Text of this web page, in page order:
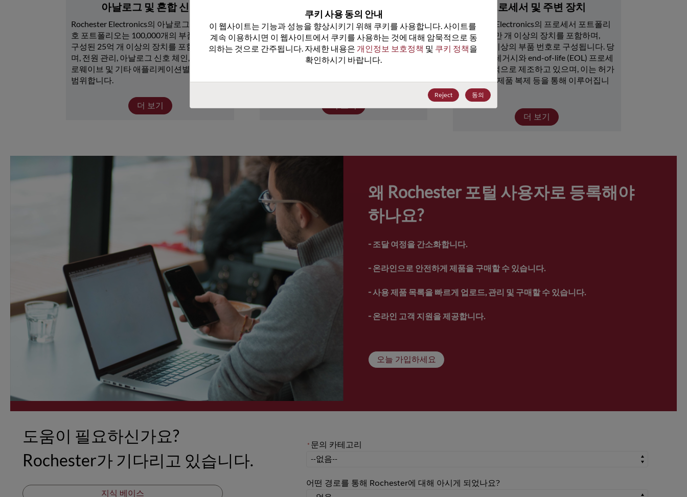
아날로그 및 혼합 신호
Rochester Electronics의 아날로그 및 혼합 신
호 포트폴리오는 100,000개의 부품 번호로
구성된 25억 개 이상의 장치를 포함하고 있으
며, 전원 관리, 아날로그 신호 체인, RF/마이크
로웨이브 및 기타 애플리케이션별 장치가 광
범위합니다.
더 보기
Rochester의 이산 장치 포트폴리오는 원 부품
40,000개 이상의 부품 번호로 구성된 50억대
이상의 장치를 포함하고 있습니다. Rochester
의 제품 포트폴리오에는 넓은 범위의 전원, 성
및 터미네이션 장치가 포함되어.
더 보기
프로세서 및 주변 장치
Rochester Electronics의 프로세서 포트폴리
오는 7600만 개 이상의 장치를 포함하며,
15,000개 이상의 부품 번호로 구성됩니다. 당
사는 많은 레거시와 end-of-life (EOL) 프로세
서를 지속적으로 제조하고 있으며, 이는 허가
취득, 뱅크, 제품 복제 등을 통해 이루어집니
다.
더 보기
왜 Rochester 포털 사용자로 등록해야
하나요?
- 조달 여정을 간소화합니다.
- 온라인으로 안전하게 제품을 구매할 수 있습니다.
- 사용 제품 목록을 빠르게 업로드, 관리 및 구매할 수 있습니다.
- 온라인 고객 지원을 제공합니다.
오늘 가입하세요
도움이 필요하신가요?
Rochester가 기다리고 있습니다.
지식 베이스
* 문의 카테고리
문의 카테고리
어떤 경로를 통해 Rochester에 대해 아시게 되었나요?
어떤 경로를 통해 Rochester에 대해 아시게 되었나요?
쿠키 사용 동의 안내
이 웹사이트는 기능과 성능을 향상시키기 위해 쿠키를 사용합니다. 사이트를
계속 이용하시면 이 웹사이트에서 쿠키를 사용하는 것에 대해 암묵적으로 동
의하는 것으로 간주됩니다. 자세한 내용은 개인정보 보호정책 및 쿠키 정책을
확인하시기 바랍니다.
Reject 동의